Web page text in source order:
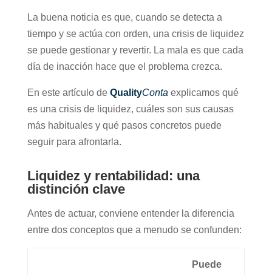
La buena noticia es que, cuando se detecta a
tiempo y se actúa con orden, una crisis de liquidez
se puede gestionar y revertir. La mala es que cada
día de inacción hace que el problema crezca.
En este artículo de QualityConta explicamos qué
es una crisis de liquidez, cuáles son sus causas
más habituales y qué pasos concretos puede
seguir para afrontarla.
Liquidez y rentabilidad: una
distinción clave
Antes de actuar, conviene entender la diferencia
entre dos conceptos que a menudo se confunden:
Puede